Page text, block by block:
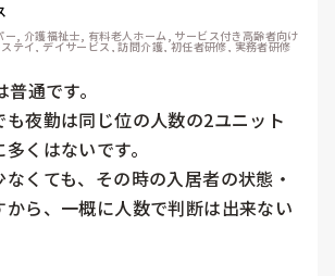
ー, 介護福祉士, 有料老人ホーム, サービス付き高齢者向け
テイ, デイサービス, 訪問介護, 初任者研修, 実務者研修
通です。
も夜勤は同じ位の人数の2ユニット
くはないです。
くても、その時の入居者の状態・
ら、一概に人数で判断は出来ない